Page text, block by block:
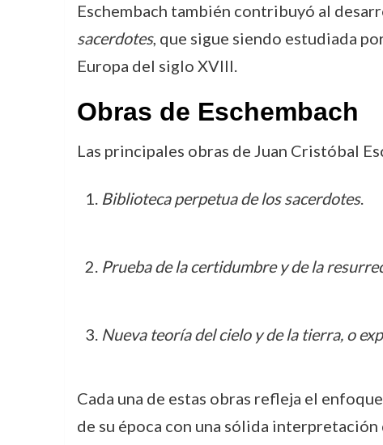
Eschembach también contribuyó al
sacerdotes, que sigue siendo estudiada
Europa del siglo XVIII.
Obras de Eschembach
Las principales obras de Juan Cristóbal
Biblioteca perpetua de los sacerdotes.
Prueba de la certidumbre y de la
Nueva teoría del cielo y de la tierra, o
Cada una de estas obras refleja el
de su época con una sólida